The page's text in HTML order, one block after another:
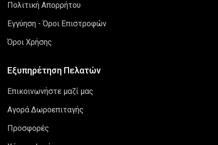
Πολιτική Απορρήτου
Εγγύηση - Όροι Επιστροφών
Όροι Χρήσης
Εξυπηρέτηση Πελατών
Επικοινωνήστε μαζί μας
Αγορά Δωροεπιταγής
Προσφορές